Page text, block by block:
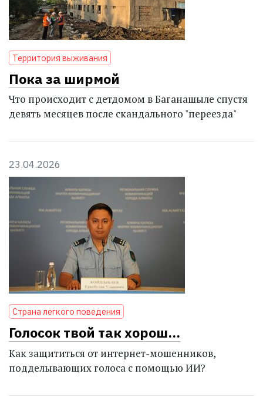
Территория выживания
Пока за ширмой
Что происходит с детдомом в Баганашыле спустя
девять месяцев после скандального "переезда"
23.04.2026
Страна легкого поведения
Голосок твой так хорош…
Как защититься от интернет-мошенников,
подделывающих голоса с помощью ИИ?